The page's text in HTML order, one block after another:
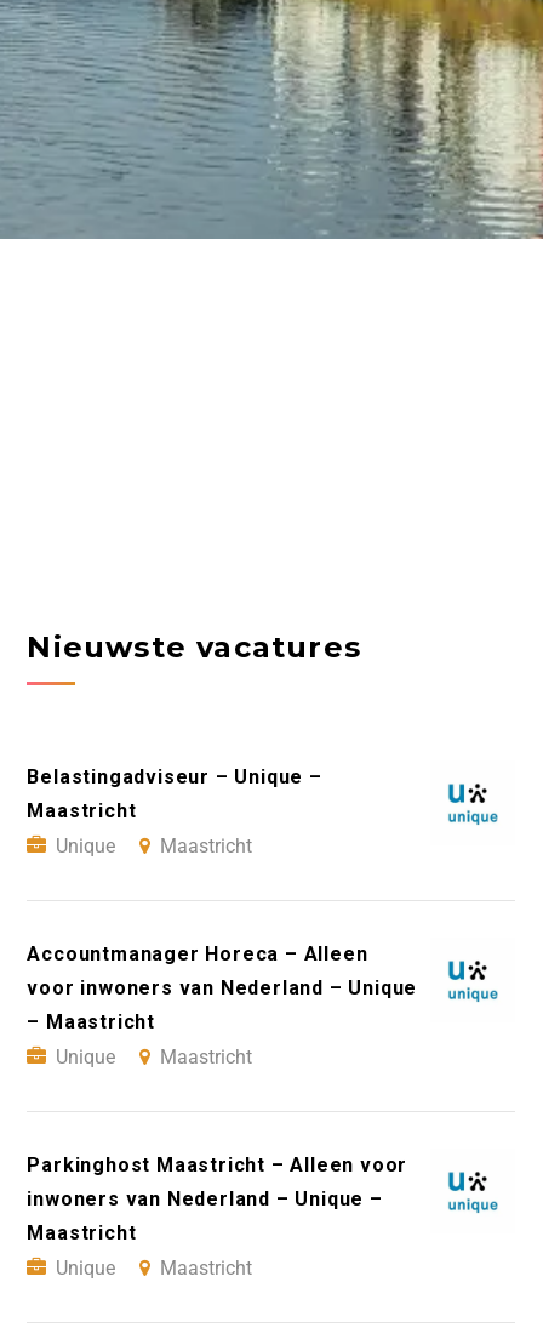
Nieuwste vacatures
Belastingadviseur – Unique –
Maastricht
Unique
Maastricht
Accountmanager Horeca – Alleen
voor inwoners van Nederland – Unique
– Maastricht
Unique
Maastricht
Parkinghost Maastricht – Alleen voor
inwoners van Nederland – Unique –
Maastricht
Unique
Maastricht